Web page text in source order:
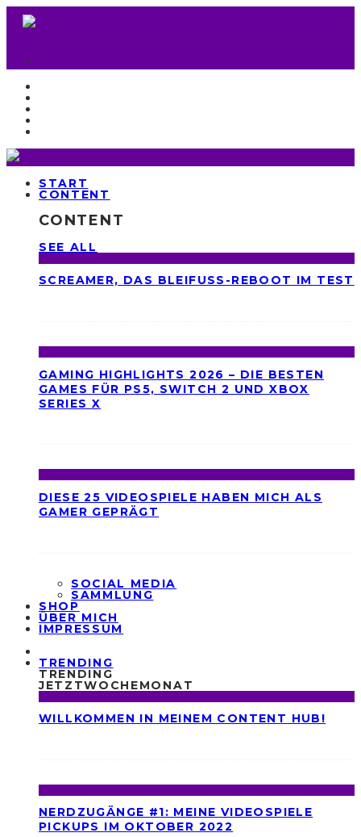
START
CONTENT
CONTENT
SEE ALL
SCREAMER, DAS BLEIFUSS-REBOOT IM TEST
GAMING HIGHLIGHTS 2026 – DIE BESTEN
GAMES FÜR PS5, SWITCH 2 UND XBOX
SERIES X
DIESE 25 VIDEOSPIELE HABEN MICH ALS
GAMER GEPRÄGT
SOCIAL MEDIA
SAMMLUNG
SHOP
ÜBER MICH
IMPRESSUM
TRENDING
TRENDING
JETZTWOCHEMONAT
WILLKOMMEN IN MEINEM CONTENT HUB!
NERDZUGÄNGE #1: MEINE VIDEOSPIELE
PICKUPS IM OKTOBER 2022